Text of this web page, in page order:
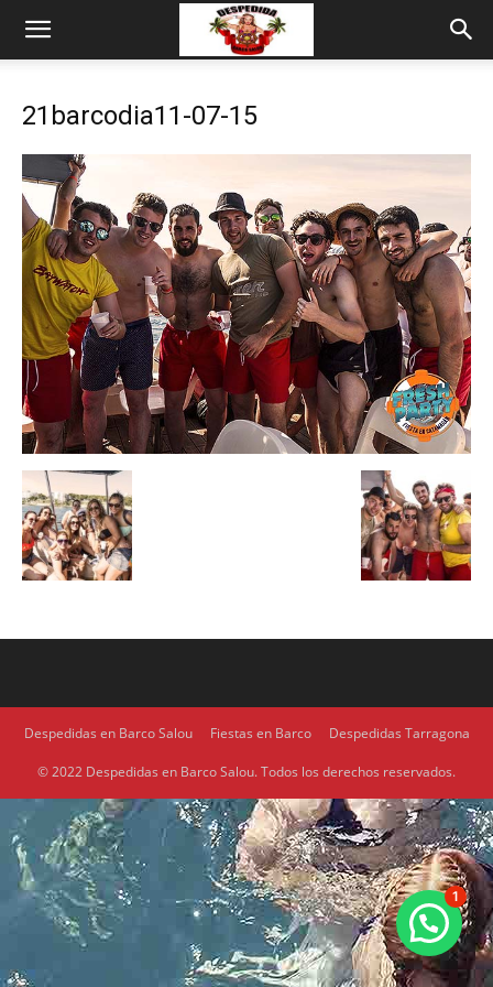
21barcodia11-07-15
Despedidas en Barco Salou Fiestas en Barco Despedidas Tarragona
© 2022 Despedidas en Barco Salou. Todos los derechos reservados.
1